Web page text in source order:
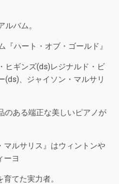
バム。
『ハート・オブ・ゴールド』
ヒギンズ(ds)レジナルド・ビ
(ds)、ジャイソン・マルサリ
のある端正な美しいピアノが
マルサリス』はウィントンや
ーヨ
てた実力者。